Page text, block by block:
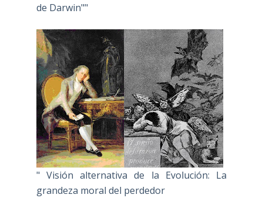
de Darwin""
" Visión alternativa de la Evolución: La
grandeza moral del perdedor